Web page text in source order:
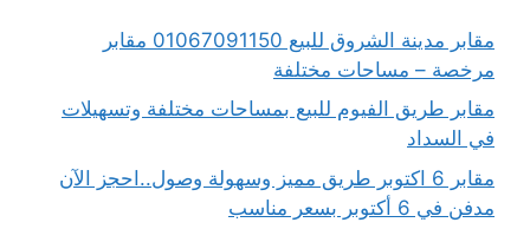
مقابر مدينة الشروق للبيع 01067091150 مقابر
مرخصة – مساحات مختلفة
مقابر طريق الفيوم للبيع بمساحات مختلفة وتسهيلات
في السداد
مقابر 6 اكتوبر طريق مميز وسهولة وصول..احجز الآن
مدفن في 6 أكتوبر بسعر مناسب